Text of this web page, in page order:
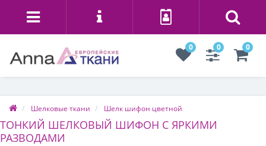
0 0 0
Шелковые ткани Шелк шифон цветной
ТОНКИЙ ШЕЛКОВЫЙ ШИФОН С ЯРКИМИ
РАЗВОДАМИ